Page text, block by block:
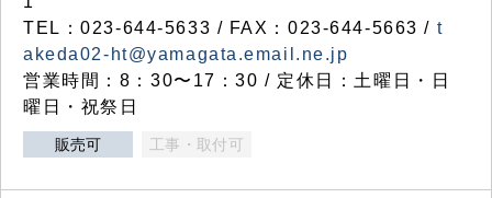
TEL：023-644-5633 / FAX：023-644-5663 / t
akeda02-ht@yamagata.email.ne.jp
営業時間：8：30〜17：30 / 定休日：土曜日・日
曜日・祝祭日
販売可 工事・取付可